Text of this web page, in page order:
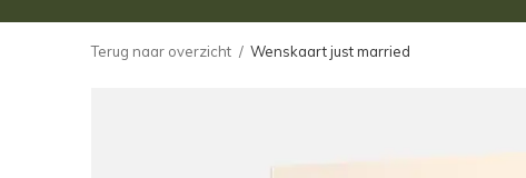
Terug naar overzicht Wenskaart just married